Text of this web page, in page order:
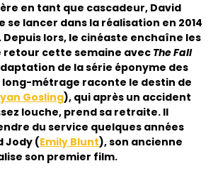
en tant que cascadeur, David
se lancer dans la réalisation en 2014
. Depuis lors, le cinéaste enchaîne les
retour cette semaine avec The Fall
de la série éponyme des
long-métrage raconte le destin de
Gosling), qui après un accident
louche, prend sa retraite. Il
du service quelques années
Jody (Emily Blunt), son ancienne
son premier film.